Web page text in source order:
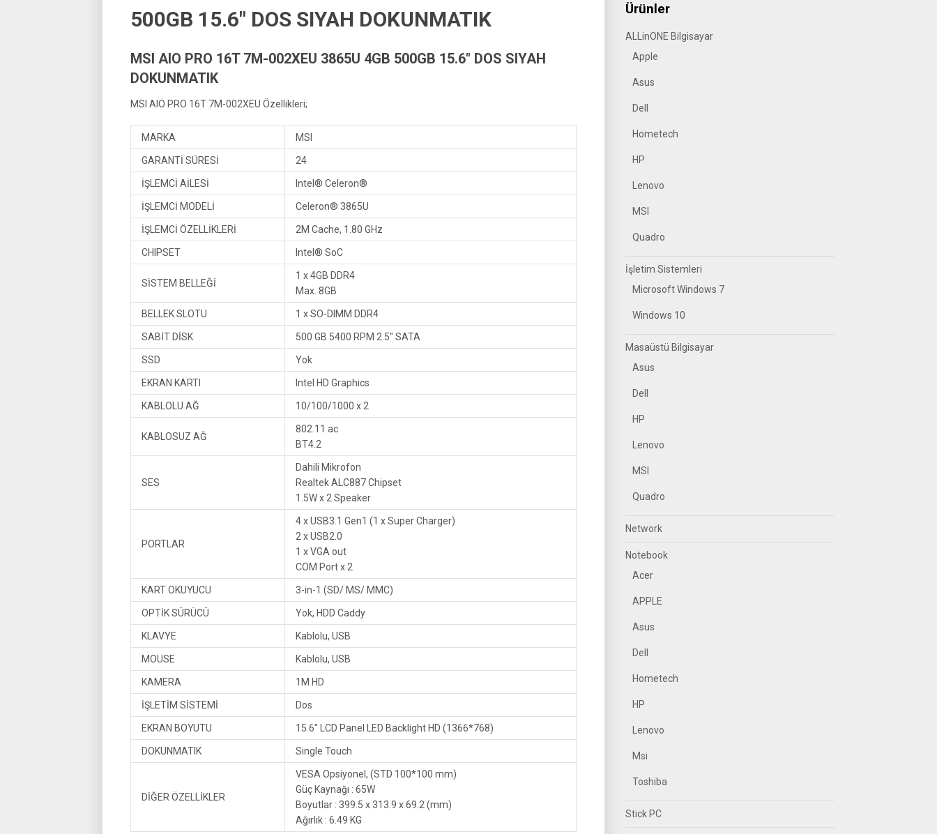
500GB 15.6″ DOS SIYAH DOKUNMATIK
MSI AIO PRO 16T 7M-002XEU 3865U 4GB 500GB 15.6″ DOS SIYAH
DOKUNMATIK
MSI AIO PRO 16T 7M-002XEU Özellikleri;
MARKA MSI
GARANTİ SÜRESİ 24
İŞLEMCİ AİLESİ Intel® Celeron®
İŞLEMCİ MODELİ Celeron® 3865U
İŞLEMCİ ÖZELLİKLERİ 2M Cache, 1.80 GHz
CHIPSET Intel® SoC
SİSTEM BELLEĞİ
1 x 4GB DDR4
Max. 8GB
BELLEK SLOTU 1 x SO-DIMM DDR4
SABİT DİSK 500 GB 5400 RPM 2.5″ SATA
SSD Yok
EKRAN KARTI Intel HD Graphics
KABLOLU AĞ 10/100/1000 x 2
KABLOSUZ AĞ
802.11 ac
BT4.2
SES
Dahili Mikrofon
Realtek ALC887 Chipset
1.5W x 2 Speaker
PORTLAR
4 x USB3.1 Gen1 (1 x Super Charger)
2 x USB2.0
1 x VGA out
COM Port x 2
KART OKUYUCU 3-in-1 (SD/ MS/ MMC)
OPTİK SÜRÜCÜ Yok, HDD Caddy
KLAVYE Kablolu, USB
MOUSE Kablolu, USB
KAMERA 1M HD
İŞLETİM SİSTEMİ Dos
EKRAN BOYUTU 15.6″ LCD Panel LED Backlight HD (1366*768)
DOKUNMATIK Single Touch
DİĞER ÖZELLİKLER
VESA Opsiyonel, (STD 100*100 mm)
Güç Kaynağı : 65W
Boyutlar : 399.5 x 313.9 x 69.2 (mm)
Ağırlık : 6.49 KG
Ürünler
ALLinONE Bilgisayar
Apple
Asus
Dell
Hometech
HP
Lenovo
MSI
Quadro
İşletim Sistemleri
Microsoft Windows 7
Windows 10
Masaüstü Bilgisayar
Asus
Dell
HP
Lenovo
MSI
Quadro
Network
Notebook
Acer
APPLE
Asus
Dell
Hometech
HP
Lenovo
Msi
Toshiba
Stick PC